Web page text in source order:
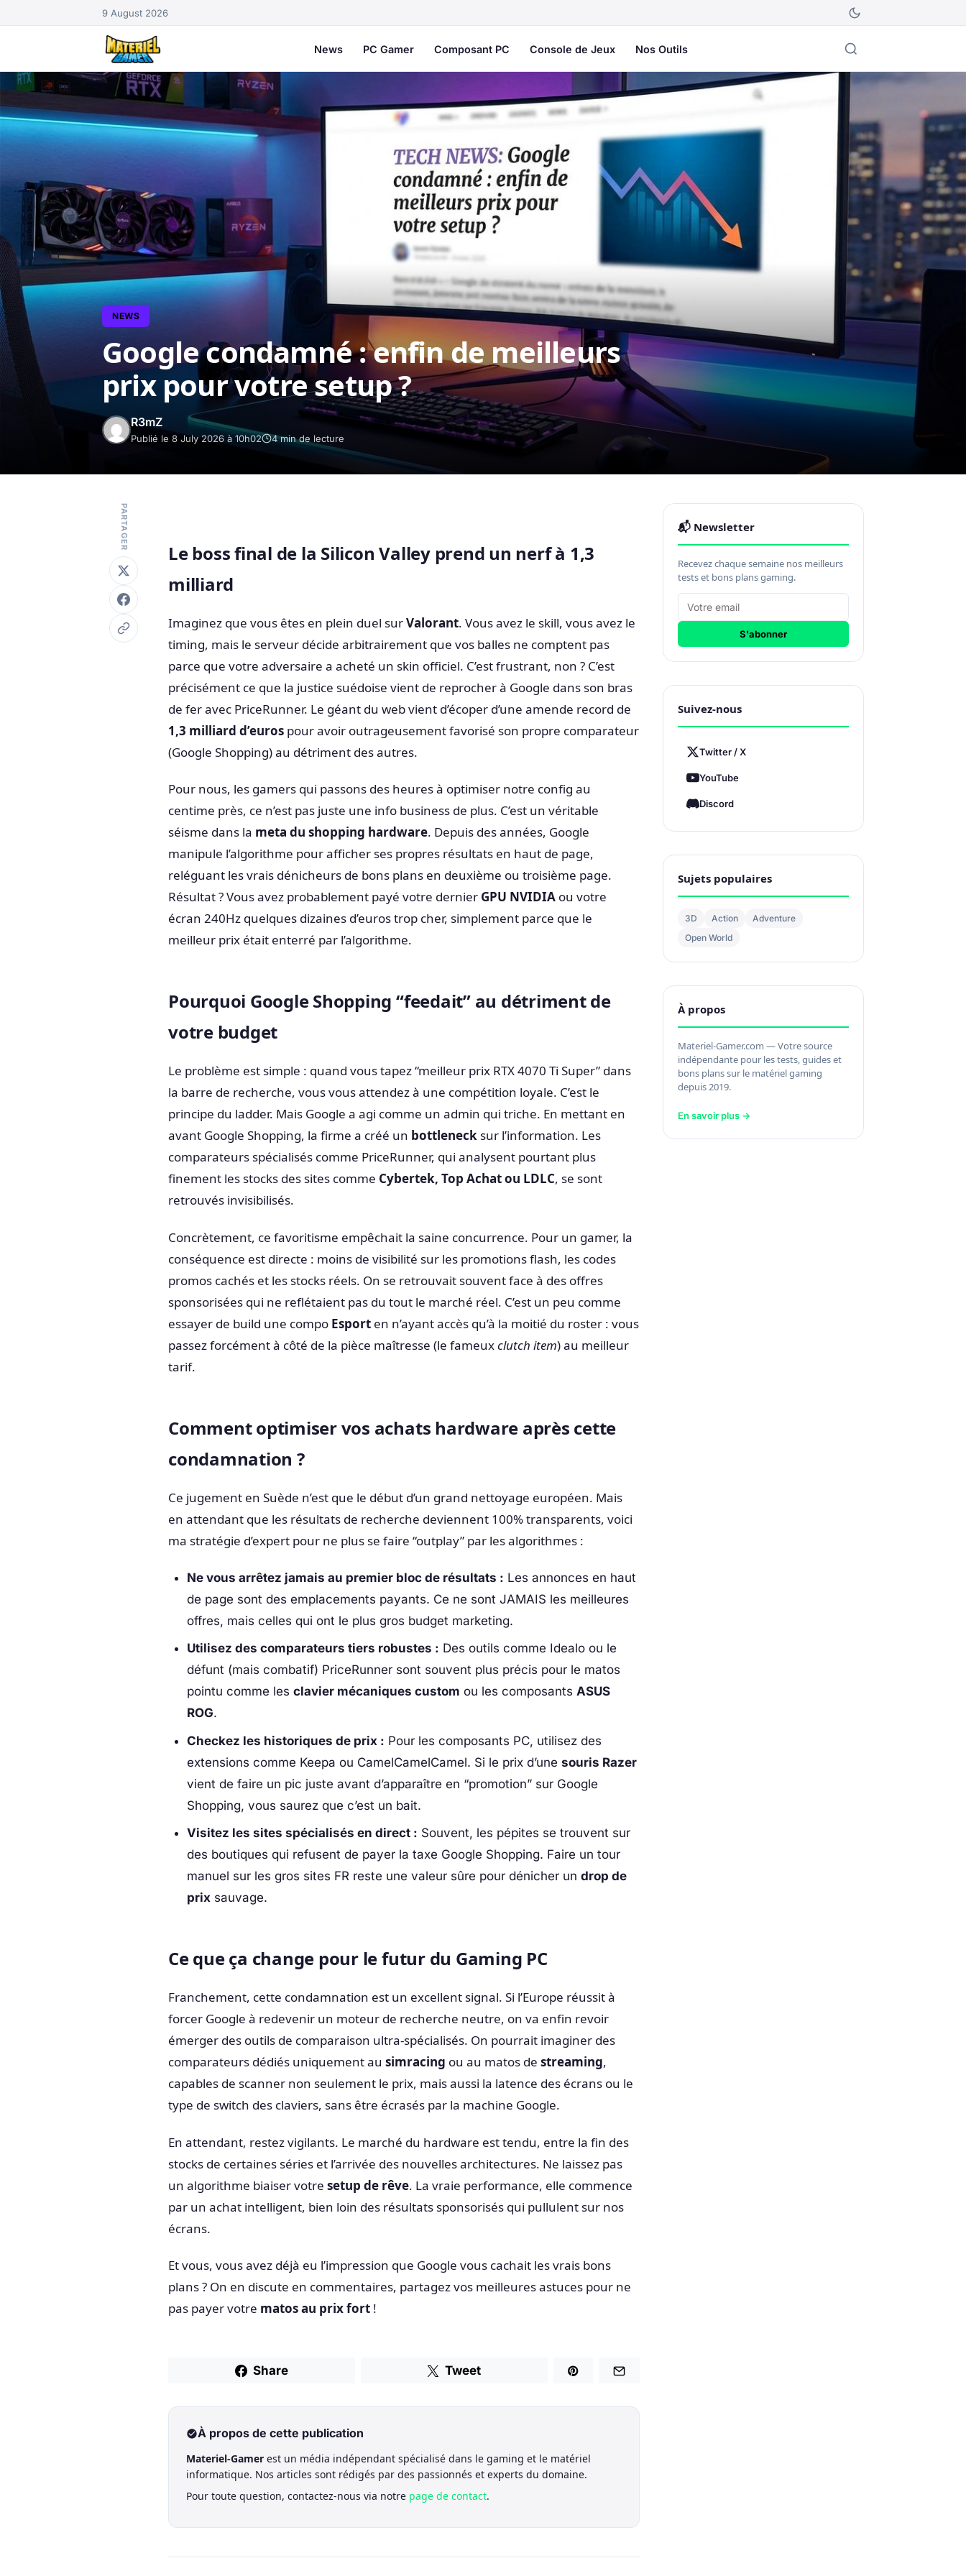
9 August 2026
News PC Gamer Composant PC Console de Jeux Nos Outils
NEWS
Google condamné : enfin de meilleurs
prix pour votre setup ?
R3mZ
Publié le 8 July 2026 à 10h02 4 min de lecture
PARTAGER
Le boss final de la Silicon Valley prend un nerf à 1,3
milliard
Imaginez que vous êtes en plein duel surValorant. Vous avez le skill, vous avez le
timing, mais le serveur décide arbitrairement que vos balles ne comptent pas
parce que votre adversaire a acheté un skin officiel. C’est frustrant, non ? C’est
précisément ce que la justice suédoise vient de reprocher à Google dans son bras
de fer avec PriceRunner. Le géant du web vient d’écoper d’une amende record de
1,3 milliard d’euros pour avoir outrageusement favorisé son propre comparateur
(Google Shopping) au détriment des autres.
Pour nous, les gamers qui passons des heures à optimiser notre config au
centime près, ce n’est pas juste une info business de plus. C’est un véritable
séisme dans la meta du shopping hardware. Depuis des années, Google
manipule l’algorithme pour afficher ses propres résultats en haut de page,
reléguant les vrais dénicheurs de bons plans en deuxième ou troisième page.
Résultat ? Vous avez probablement payé votre dernier GPU NVIDIA ou votre
écran 240Hz quelques dizaines d’euros trop cher, simplement parce que le
meilleur prix était enterré par l’algorithme.
Pourquoi Google Shopping “feedait” au détriment de
votre budget
Le problème est simple : quand vous tapez “meilleur prix RTX 4070 Ti Super” dans
la barre de recherche, vous vous attendez à une compétition loyale. C’est le
principe du ladder. Mais Google a agi comme un admin qui triche. En mettant en
avant Google Shopping, la firme a créé un bottleneck sur l’information. Les
comparateurs spécialisés comme PriceRunner, qui analysent pourtant plus
finement les stocks des sites comme Cybertek, Top Achat ou LDLC, se sont
retrouvés invisibilisés.
Concrètement, ce favoritisme empêchait la saine concurrence. Pour un gamer, la
conséquence est directe : moins de visibilité sur les promotions flash, les codes
promos cachés et les stocks réels. On se retrouvait souvent face à des offres
sponsorisées qui ne reflétaient pas du tout le marché réel. C’est un peu comme
essayer de build une compo Esport en n’ayant accès qu’à la moitié du roster : vous
passez forcément à côté de la pièce maîtresse (le fameuxclutch item) au meilleur
tarif.
Comment optimiser vos achats hardware après cette
condamnation ?
Ce jugement en Suède n’est que le début d’un grand nettoyage européen. Mais
en attendant que les résultats de recherche deviennent 100% transparents, voici
ma stratégie d’expert pour ne plus se faire “outplay” par les algorithmes :
Ne vous arrêtez jamais au premier bloc de résultats : Les annonces en haut
de page sont des emplacements payants. Ce ne sont JAMAIS les meilleures
offres, mais celles qui ont le plus gros budget marketing.
Utilisez des comparateurs tiers robustes : Des outils comme Idealo ou le
défunt (mais combatif) PriceRunner sont souvent plus précis pour le matos
pointu comme les clavier mécaniques custom ou les composants ASUS
ROG.
Checkez les historiques de prix : Pour les composants PC, utilisez des
extensions comme Keepa ou CamelCamelCamel. Si le prix d’une souris Razer
vient de faire un pic juste avant d’apparaître en “promotion” sur Google
Shopping, vous saurez que c’est un bait.
Visitez les sites spécialisés en direct : Souvent, les pépites se trouvent sur
des boutiques qui refusent de payer la taxe Google Shopping. Faire un tour
manuel sur les gros sites FR reste une valeur sûre pour dénicher un drop de
prixsauvage.
Ce que ça change pour le futur du Gaming PC
Franchement, cette condamnation est un excellent signal. Si l’Europe réussit à
forcer Google à redevenir un moteur de recherche neutre, on va enfin revoir
émerger des outils de comparaison ultra-spécialisés. On pourrait imaginer des
comparateurs dédiés uniquement au simracing ou au matos de streaming,
capables de scanner non seulement le prix, mais aussi la latence des écrans ou le
type de switch des claviers, sans être écrasés par la machine Google.
En attendant, restez vigilants. Le marché du hardware est tendu, entre la fin des
stocks de certaines séries et l’arrivée des nouvelles architectures. Ne laissez pas
un algorithme biaiser votre setup de rêve. La vraie performance, elle commence
par un achat intelligent, bien loin des résultats sponsorisés qui pullulent sur nos
écrans.
Et vous, vous avez déjà eu l’impression que Google vous cachait les vrais bons
plans ? On en discute en commentaires, partagez vos meilleures astuces pour ne
pas payer votre matos au prix fort !
Share Tweet
À propos de cette publication
Materiel-Gamer est un média indépendant spécialisé dans le gaming et le matériel
informatique. Nos articles sont rédigés par des passionnés et experts du domaine.
Pour toute question, contactez-nous via notre page de contact.
📬 Newsletter
Recevez chaque semaine nos meilleurs
tests et bons plans gaming.
S'abonner
Suivez-nous
Twitter / X
YouTube
Discord
Sujets populaires
3D Action
Adventure
Open World
À propos
Materiel-Gamer.com — Votre source
indépendante pour les tests, guides et
bons plans sur le matériel gaming
depuis 2019.
En savoir plus →